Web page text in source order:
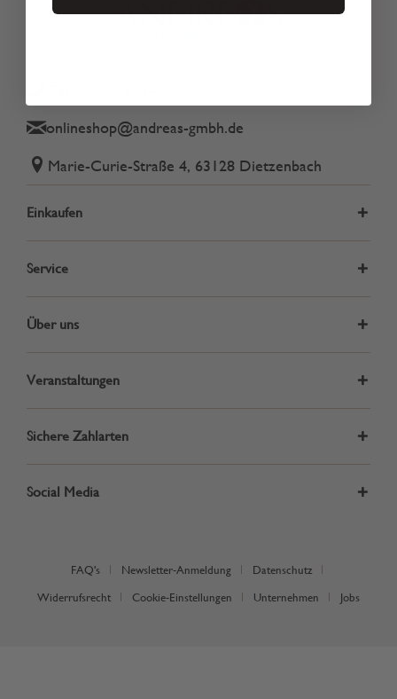
onlineshop@andreas-gmbh.de
Marie-Curie-Straße 4, 63128 Dietzenbach
Einkaufen
Service
Über uns
Veranstaltungen
Sichere Zahlarten
Social Media
FAQ's Newsletter-Anmeldung Datenschutz
Widerrufsrecht Cookie-Einstellungen Unternehmen Jobs